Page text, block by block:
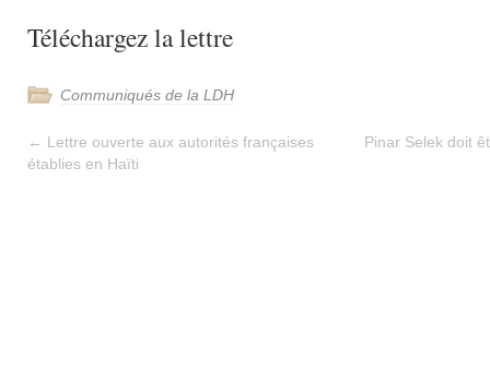
Téléchargez la lettre
Communiqués de la LDH
← Lettre ouverte aux autorités françaises
établies en Haïti
Pinar Selek doit